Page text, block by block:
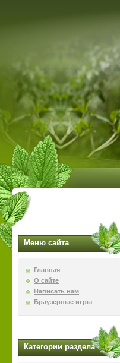
Меню сайта
Главная
О сайте
Написать нам
Браузерные игры
Категории раздела